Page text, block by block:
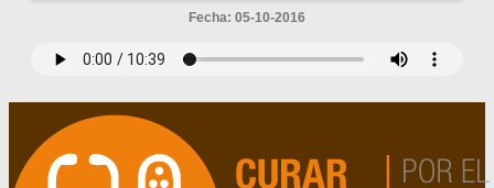
Fecha: 05-10-2016